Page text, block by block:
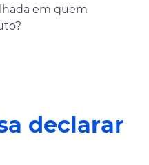
em quem
declarar